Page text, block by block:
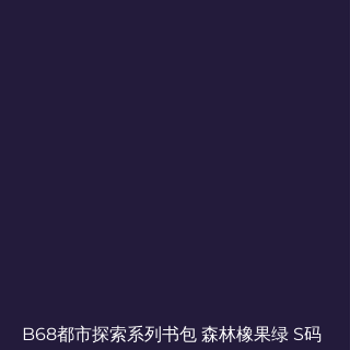
B68都市探索系列书包 森林橡果绿 S码